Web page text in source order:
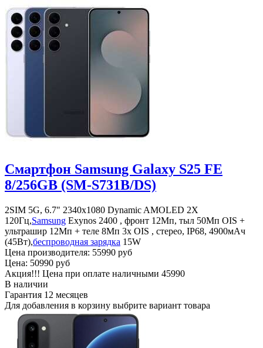
Смартфон Samsung Galaxy S25 FE
8/256GB (SM-S731B/DS)
2SIM 5G, 6.7" 2340x1080 Dynamic AMOLED 2X
120Гц,Samsung Exynos 2400 , фронт 12Мп, тыл 50Мп OIS +
ультрашир 12Мп + теле 8Мп 3х OIS , стерео, IP68, 4900мАч
(45Вт),беспроводная зарядка 15W
Цена производителя: 55990 руб
Цена: 50990 руб
Акция!!! Цена при оплате наличными 45990
В наличии
Гарантия 12 месяцев
Для добавления в корзину выбрите вариант товара